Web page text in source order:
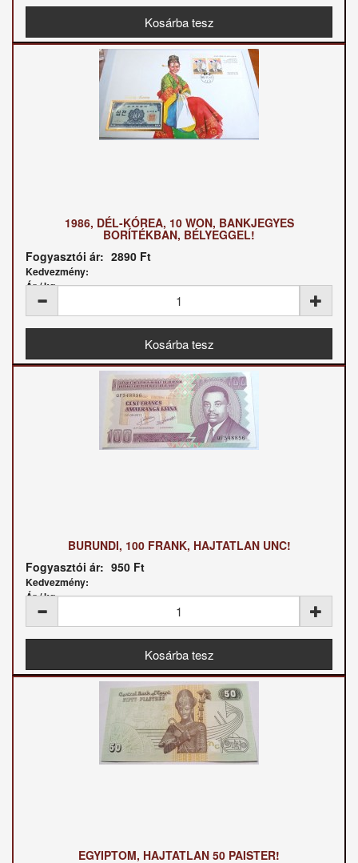
1986, DÉL-KÓREA, 10 WON, BANKJEGYES
BORÍTÉKBAN, BÉLYEGGEL!
Fogyasztói ár: 2890 Ft
Kedvezmény:
Ár / kg:
BURUNDI, 100 FRANK, HAJTATLAN UNC!
Fogyasztói ár: 950 Ft
Kedvezmény:
Ár / kg:
EGYIPTOM, HAJTATLAN 50 PAISTER!